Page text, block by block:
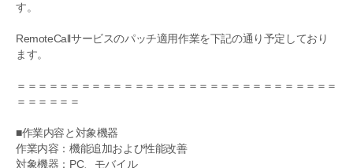
す。
RemoteCallサービスのパッチ適用作業を下記の通り予定しており
ます。
＝＝＝＝＝＝＝＝＝＝＝＝＝＝＝＝＝＝＝＝＝＝＝＝＝＝＝＝＝＝
＝＝＝＝＝＝
■作業内容と対象機器
作業内容：機能追加および性能改善
対象機器：PC、モバイル